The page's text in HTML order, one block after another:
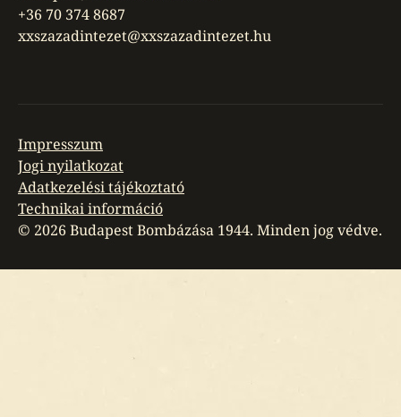
+36 70 374 8687
xxszazadintezet@xxszazadintezet.hu
© 2026 Budapest Bombázása 1944. Minden jog védve.
Impresszum
Jogi nyilatkozat
Adatkezelési tájékoztató
Technikai információ